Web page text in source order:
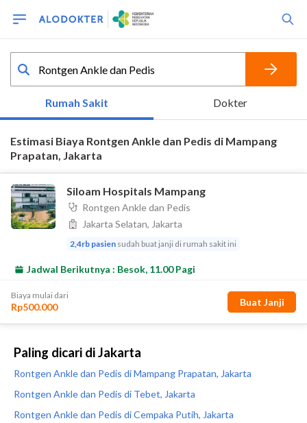
Paling dicari di Jakarta
Rontgen Ankle dan Pedis di Mampang Prapatan, Jakarta
Rontgen Ankle dan Pedis di Tebet, Jakarta
Rontgen Ankle dan Pedis di Cempaka Putih, Jakarta